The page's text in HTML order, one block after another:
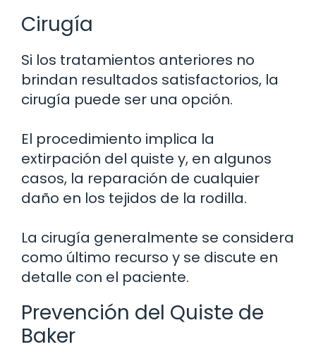
Cirugía
Si los tratamientos anteriores no
brindan resultados satisfactorios, la
cirugía puede ser una opción.
El procedimiento implica la
extirpación del quiste y, en algunos
casos, la reparación de cualquier
daño en los tejidos de la rodilla.
La cirugía generalmente se considera
como último recurso y se discute en
detalle con el paciente.
Prevención del Quiste de
Baker